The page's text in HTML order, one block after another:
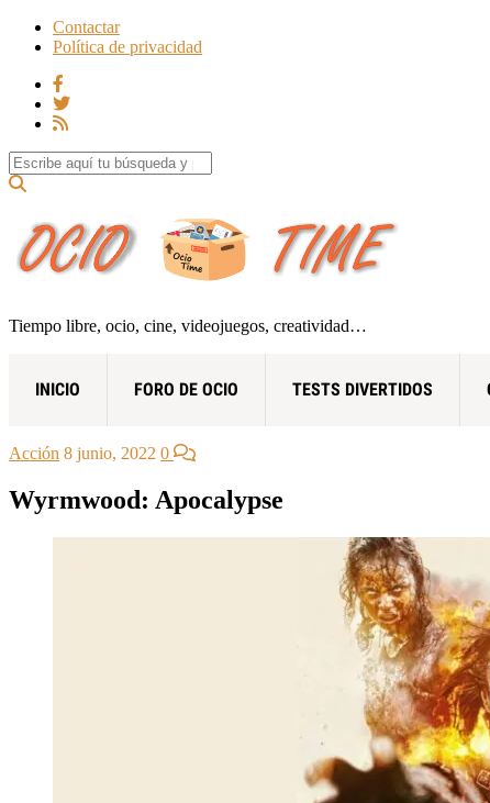
Contactar
Política de privacidad
Search for:
Tiempo libre, ocio, cine, videojuegos, creatividad…
INICIO FORO DE OCIO TESTS DIVERTIDOS
Acción 8 junio, 2022 0
Wyrmwood: Apocalypse